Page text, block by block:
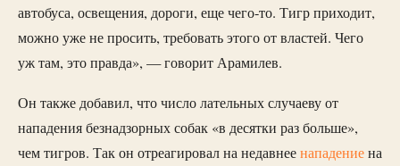
автобуса, освещения, дороги, еще чего-то. Тигр приходит,
можно уже не просить, требовать этого от властей. Чего
уж там, это правда», — говорит Арамилев.
Он также добавил, что число лательных случаеву от
нападения безнадзорных собак «в десятки раз больше»,
чем тигров. Так он отреагировал на недавнеенападениена